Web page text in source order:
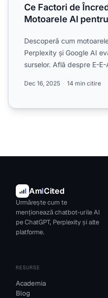
Ce Factori de
Motoarele AI
Descoperă cum
Perplexity și Google AI
surselor. Află despre E-
Dec 16, 2025 14 min citire
AmICited
Urmărește cum te
menționează chatbot-urile AI
pe ChatGPT, Perplexity și alte
platforme.
RESURSE
Academia
Blog